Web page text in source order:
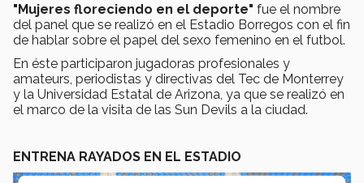
"Mujeres floreciendo en el deporte" fue el nombre
del panel que se realizó en el Estadio Borregos con el fin
de hablar sobre el papel del sexo femenino en el futbol.
En éste participaron jugadoras profesionales y
amateurs, periodistas y directivas del Tec de Monterrey
y la Universidad Estatal de Arizona, ya que se realizó en
el marco de la visita de las Sun Devils a la ciudad.
ENTRENA RAYADOS EN EL ESTADIO